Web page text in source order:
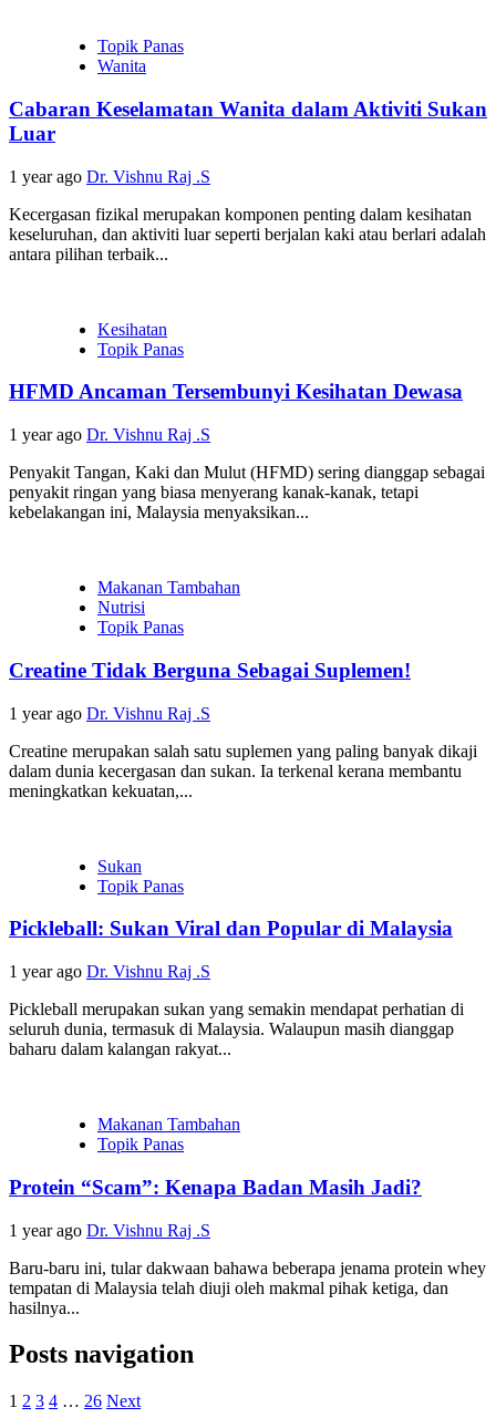
Topik Panas
Wanita
Cabaran Keselamatan Wanita dalam Aktiviti Sukan
Luar
1 year ago Dr. Vishnu Raj .S
Kecergasan fizikal merupakan komponen penting dalam kesihatan
keseluruhan, dan aktiviti luar seperti berjalan kaki atau berlari adalah
antara pilihan terbaik...
Kesihatan
Topik Panas
HFMD Ancaman Tersembunyi Kesihatan Dewasa
1 year ago Dr. Vishnu Raj .S
Penyakit Tangan, Kaki dan Mulut (HFMD) sering dianggap sebagai
penyakit ringan yang biasa menyerang kanak-kanak, tetapi
kebelakangan ini, Malaysia menyaksikan...
Makanan Tambahan
Nutrisi
Topik Panas
Creatine Tidak Berguna Sebagai Suplemen!
1 year ago Dr. Vishnu Raj .S
Creatine merupakan salah satu suplemen yang paling banyak dikaji
dalam dunia kecergasan dan sukan. Ia terkenal kerana membantu
meningkatkan kekuatan,...
Sukan
Topik Panas
Pickleball: Sukan Viral dan Popular di Malaysia
1 year ago Dr. Vishnu Raj .S
Pickleball merupakan sukan yang semakin mendapat perhatian di
seluruh dunia, termasuk di Malaysia. Walaupun masih dianggap
baharu dalam kalangan rakyat...
Makanan Tambahan
Topik Panas
Protein “Scam”: Kenapa Badan Masih Jadi?
1 year ago Dr. Vishnu Raj .S
Baru-baru ini, tular dakwaan bahawa beberapa jenama protein whey
tempatan di Malaysia telah diuji oleh makmal pihak ketiga, dan
hasilnya...
Posts navigation
1 2 3 4 … 26 Next